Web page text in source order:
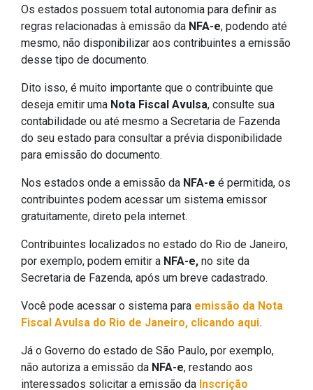
Os estados possuem total autonomia para definir as
regras relacionadas à emissão da NFA-e, podendo até
mesmo, não disponibilizar aos contribuintes a emissão
desse tipo de documento.
Dito isso, é muito importante que o contribuinte que
deseja emitir uma Nota Fiscal Avulsa, consulte sua
contabilidade ou até mesmo a Secretaria de Fazenda
do seu estado para consultar a prévia disponibilidade
para emissão do documento.
Nos estados onde a emissão da NFA-e é permitida, os
contribuintes podem acessar um sistema emissor
gratuitamente, direto pela internet.
Contribuintes localizados no estado do Rio de Janeiro,
por exemplo, podem emitir a NFA-e, no site da
Secretaria de Fazenda, após um breve cadastrado.
Você pode acessar o sistema para emissão da Nota
Fiscal Avulsa do Rio de Janeiro, clicando aqui.
Já o Governo do estado de São Paulo, por exemplo,
não autoriza a emissão da NFA-e, restando aos
interessados solicitar a emissão da Inscrição